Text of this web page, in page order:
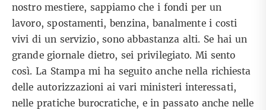
nostro mestiere, sappiamo che i fondi per un
lavoro, spostamenti, benzina, banalmente i costi
vivi di un servizio, sono abbastanza alti. Se hai un
grande giornale dietro, sei privilegiato. Mi sento
così. La Stampa mi ha seguito anche nella richiesta
delle autorizzazioni ai vari ministeri interessati,
nelle pratiche burocratiche, e in passato anche nelle